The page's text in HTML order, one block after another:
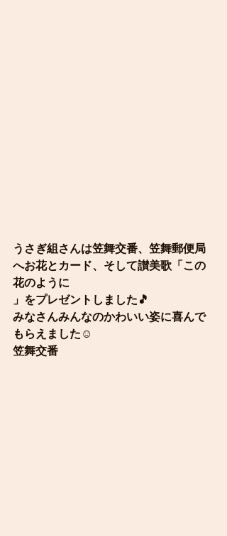
うさぎ組さんは笠舞交番、笠舞郵便局
へお花とカード、そして讃美歌「この
花のように
」をプレゼントしました🎵
みなさんみんなのかわいい姿に喜んで
もらえました☺️
笠舞交番